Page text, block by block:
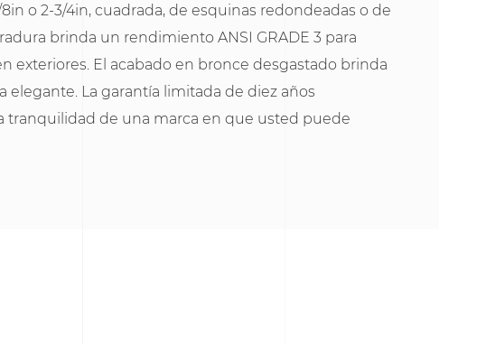
o 2-3/4in, cuadrada, de esquinas redondeadas o de
brinda un rendimiento ANSI GRADE 3 para
exteriores. El acabado en bronce desgastado brinda
elegante. La garantía limitada de diez años
tranquilidad de una marca en que usted puede